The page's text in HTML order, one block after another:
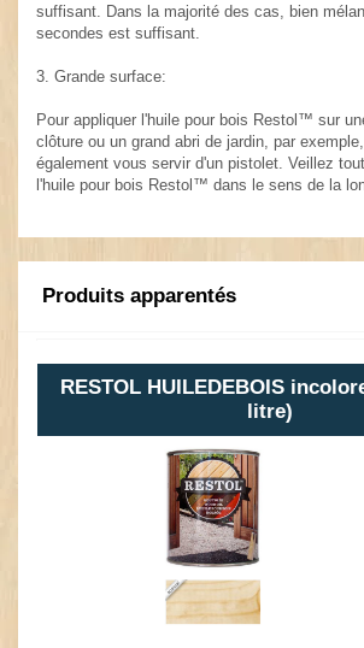
suffisant. Dans la majorité des cas, bien
secondes est suffisant.
3. Grande surface:
Pour appliquer l'huile pour bois Restol™ sur
clôture ou un grand abri de jardin, par
également vous servir d'un pistolet. Veillez
l'huile pour bois Restol™ dans le sens de la
Produits apparentés
RESTOL HUILEDEBOIS
litre)